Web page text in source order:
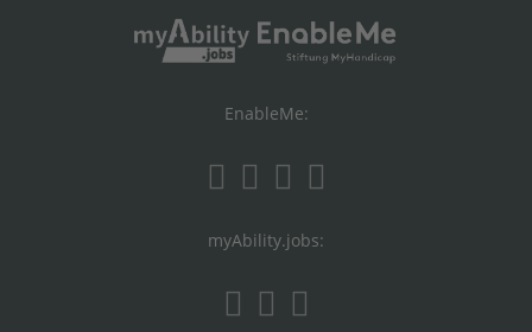
EnableMe:
myAbility.jobs: